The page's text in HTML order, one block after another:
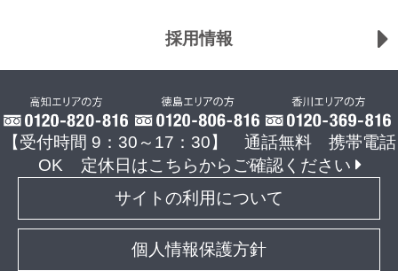
採用情報
【受付時間 9：30～17：30】 通話無料 携帯電話
OK
定休日はこちらからご確認ください
サイトの利用について
個人情報保護方針